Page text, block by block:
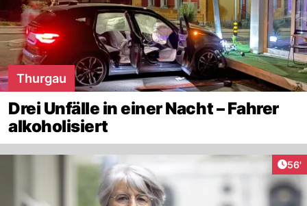
Thurgau
Drei Unfälle in einer Nacht – Fahrer
alkoholisiert
56'